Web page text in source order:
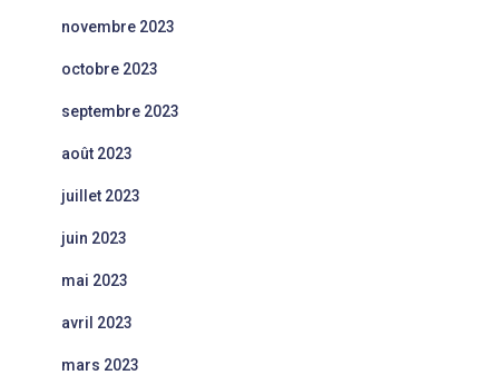
novembre 2023
octobre 2023
septembre 2023
août 2023
juillet 2023
juin 2023
mai 2023
avril 2023
mars 2023